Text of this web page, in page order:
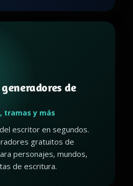
de
tramas y más
escritor en segundos.
gratuitos de
personajes, mundos,
de escritura.